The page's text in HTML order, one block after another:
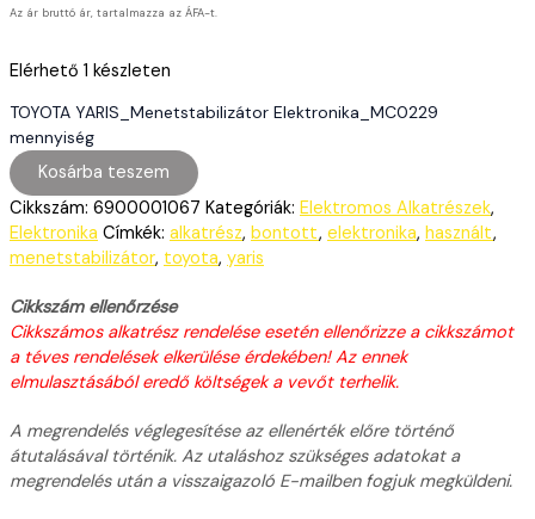
Az ár bruttó ár, tartalmazza az ÁFA-t.
Elérhető 1 készleten
TOYOTA YARIS_Menetstabilizátor Elektronika_MC0229
mennyiség
Kosárba teszem
Cikkszám: 6900001067 Kategóriák: Elektromos Alkatrészek,
Elektronika Címkék: alkatrész, bontott, elektronika, használt,
menetstabilizátor, toyota, yaris
Cikkszám ellenőrzése
Cikkszámos alkatrész rendelése esetén ellenőrizze a cikkszámot
a téves rendelések elkerülése érdekében! Az ennek
elmulasztásából eredő költségek a vevőt terhelik.
A megrendelés véglegesítése az ellenérték előre történő
átutalásával történik. Az utaláshoz szükséges adatokat a
megrendelés után a visszaigazoló E-mailben fogjuk megküldeni.